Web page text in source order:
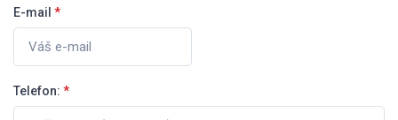
E-mail *
Telefon: *